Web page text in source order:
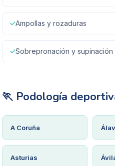
✓Ampollas y rozaduras
✓Sobrepronación y supinación
🏃 Podología
A Coruña
Asturias